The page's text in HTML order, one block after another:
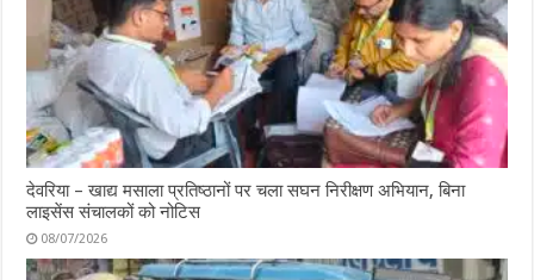
देवरिया – खाद्य मसाला प्रतिष्ठानों पर चला सघन निरीक्षण अभियान, बिना
लाइसेंस संचालकों को नोटिस
08/07/2026